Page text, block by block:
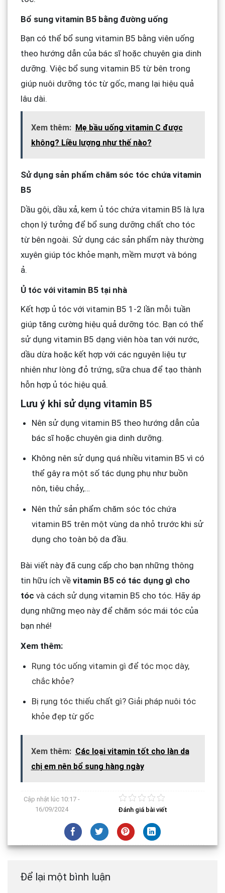
Bổ sung vitamin B5 bằng đường uống
Bạn có thể bổ sung vitamin B5 bằng viên uống
theo hướng dẫn của bác sĩ hoặc chuyên gia dinh
dưỡng. Việc bổ sung vitamin B5 từ bên trong
giúp nuôi dưỡng tóc từ gốc, mang lại hiệu quả
lâu dài.
Xem thêm: Mẹ bầu uống vitamin C được
không? Liều lượng như thế nào?
Sử dụng sản phẩm chăm sóc tóc chứa vitamin
B5
Dầu gội, dầu xả, kem ủ tóc chứa vitamin B5 là lựa
chọn lý tưởng để bổ sung dưỡng chất cho tóc
từ bên ngoài. Sử dụng các sản phẩm này thường
xuyên giúp tóc khỏe mạnh, mềm mượt và bóng
ả.
Ủ tóc với vitamin B5 tại nhà
Kết hợp ủ tóc với vitamin B5 1-2 lần mỗi tuần
giúp tăng cường hiệu quả dưỡng tóc. Bạn có thể
sử dụng vitamin B5 dạng viên hòa tan với nước,
dầu dừa hoặc kết hợp với các nguyên liệu tự
nhiên như lòng đỏ trứng, sữa chua để tạo thành
hỗn hợp ủ tóc hiệu quả.
Lưu ý khi sử dụng vitamin B5
Nên sử dụng vitamin B5 theo hướng dẫn của
bác sĩ hoặc chuyên gia dinh dưỡng.
Không nên sử dụng quá nhiều vitamin B5 vì có
thể gây ra một số tác dụng phụ như buồn
nôn, tiêu chảy,…
Nên thử sản phẩm chăm sóc tóc chứa
vitamin B5 trên một vùng da nhỏ trước khi sử
dụng cho toàn bộ da đầu.
Bài viết này đã cung cấp cho bạn những thông
tin hữu ích về vitamin B5 có tác dụng gì cho
tóc và cách sử dụng vitamin B5 cho tóc. Hãy áp
dụng những mẹo này để chăm sóc mái tóc của
bạn nhé!
Xem thêm:
Rụng tóc uống vitamin gì để tóc mọc dày,
chắc khỏe?
Bị rụng tóc thiếu chất gì? Giải pháp nuôi tóc
khỏe đẹp từ gốc
Xem thêm: Các loại vitamin tốt cho làn da
chị em nên bổ sung hàng ngày
Cập nhật lúc 10:17 -
16/09/2024
Đánh giá bài viết
Để lại một bình luận